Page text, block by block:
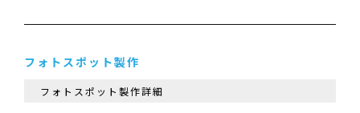
フォトスポット製作
フォトスポット製作詳細